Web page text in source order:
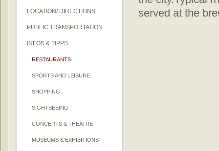
LOCATION/ DIRECTIONS
PUBLIC TRANSPORTATION
INFOS & TIPPS
RESTAURANTS
SPORTS AND LEISURE
SHOPPING
SIGHTSEEING
CONCERTS & THEATRE
MUSEUMS & EXHIBITIONS
served at the